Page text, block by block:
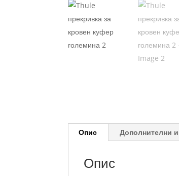
Опис Дополнителни
Опис